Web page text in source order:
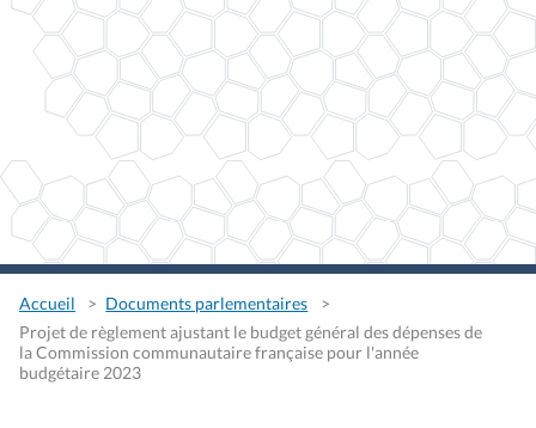
Accueil
Documents parlementaires
Projet de règlement ajustant le budget général des dépenses de
la Commission communautaire française pour l'année
budgétaire 2023